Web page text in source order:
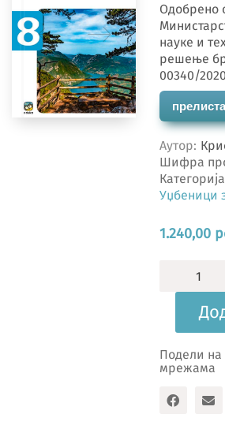
Одобрено
науке и
решење
00340/
Аутор
Шифра
Уџбеници
1.240,00
количина
Подели
мрежама